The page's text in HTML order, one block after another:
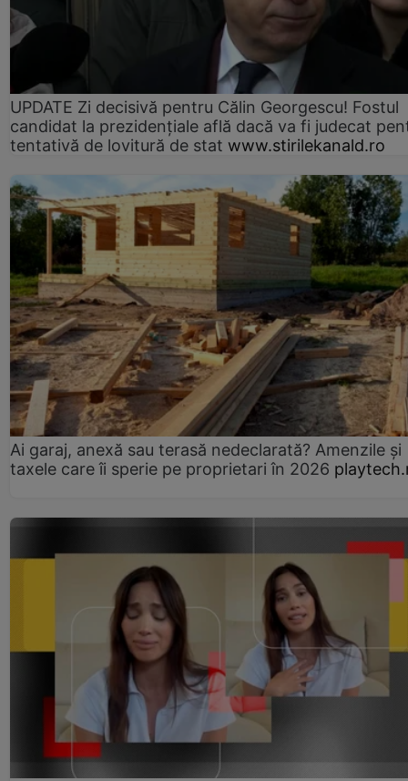
UPDATE Zi decisivă pentru Călin Georgescu! Fostul
candidat la prezidențiale află dacă va fi judecat
tentativă de lovitură de stat www.stirilekanald.ro
Ai garaj, anexă sau terasă nedeclarată? Amenzile și
taxele care îi sperie pe proprietari în 2026